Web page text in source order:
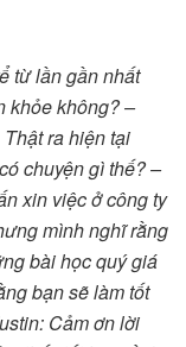
từ lần gần nhất
khỏe không? –
ra hiện tại
chuyện gì thế? –
xin việc ở công ty
mình nghĩ rằng
bài học quý giá
bạn sẽ làm tốt
Cảm ơn lời